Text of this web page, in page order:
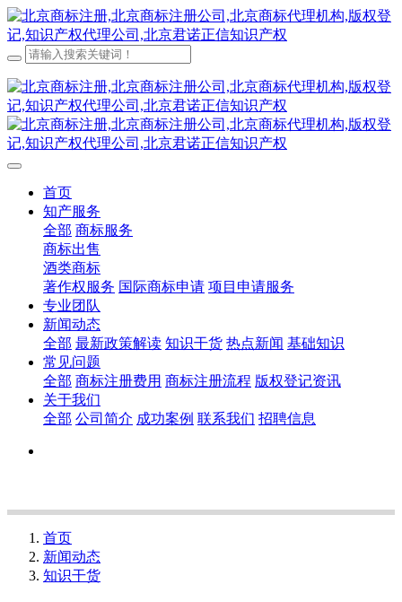
首页
知产服务
全部 商标服务
商标出售
酒类商标
著作权服务 国际商标申请 项目申请服务
专业团队
新闻动态
全部 最新政策解读 知识干货 热点新闻 基础知识
常见问题
全部 商标注册费用 商标注册流程 版权登记资讯
关于我们
全部 公司简介 成功案例 联系我们 招聘信息
首页
新闻动态
知识干货